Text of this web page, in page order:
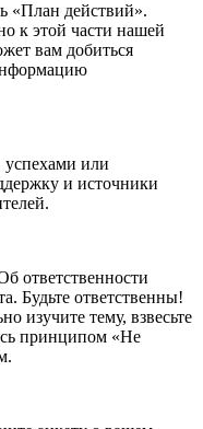
«План действий».
к этой части нашей
вам добиться
успехами или
и источники
ответственности
Будьте ответственны!
изучите тему, взвесьте
принципом «Не